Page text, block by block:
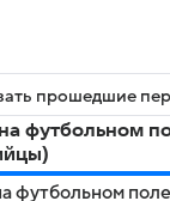
прошедшие
футбольном
футбольном